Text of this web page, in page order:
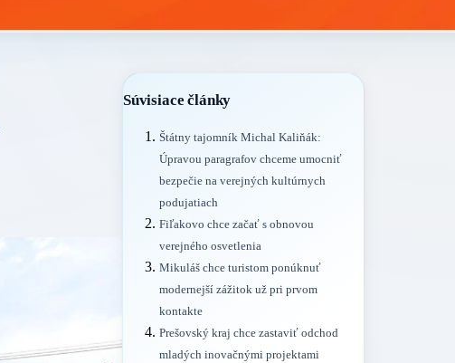
Súvisiace články
Štátny tajomník Michal Kaliňák:
Úpravou paragrafov chceme umocniť
bezpečie na verejných kultúrnych
podujatiach
Fiľakovo chce začať s obnovou
verejného osvetlenia
Mikuláš chce turistom ponúknuť
modernejší zážitok už pri prvom
kontakte
Prešovský kraj chce zastaviť odchod
mladých inovačnými projektami